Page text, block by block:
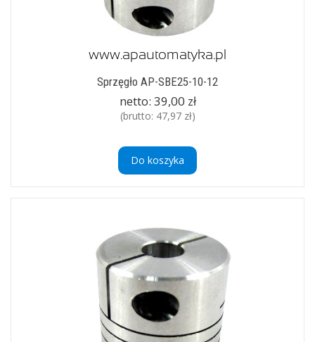
Sprzęgło AP-SBE25-10-12
netto: 39,00 zł
(brutto: 47,97 zł)
Do koszyka